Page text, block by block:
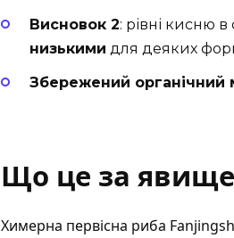
Висновок 2: рівні кисню
низькими для деяких
Збережений органічний
Що це за явище
Химерна первісна риба